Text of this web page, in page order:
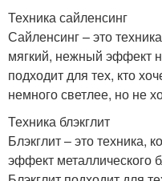
Техника сайленсинг
Сайленсинг – это
мягкий, нежный эффект
подходит для тех, кто
немного светлее, но не
Техника блэкглит
Блэкглит – это техника,
эффект металлического